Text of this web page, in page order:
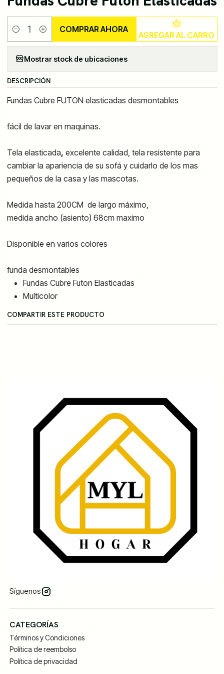
Cantidad AGREGAR AL CARRO
COMPRAR AHORA
Mostrar stock de ubicaciones
DESCRIPCIÓN
Fundas Cubre FUTON elasticadas desmontables
fácil de lavar en maquinas.
Tela elasticada, excelente calidad, tela resistente para
cambiar la apariencia de su sofá y cuidarlo de los mas
pequeños de la casa y las mascotas.
Medida hasta 200CM de largo máximo,
medida ancho (asiento) 68cm maximo
Disponible en varios colores
funda desmontables
Fundas Cubre Futon Elasticadas
Multicolor
COMPARTIR ESTE PRODUCTO
Síguenos
CATEGORÍAS
Términos y Condiciones
Política de reembolso
Política de privacidad